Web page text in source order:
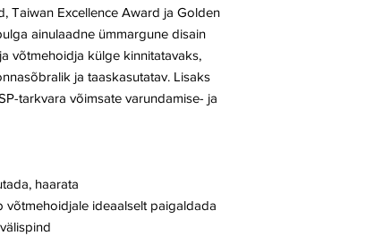
Taiwan Excellence Award ja Golden
ainulaadne ümmargune disain
võtmehoidja külge kinnitatavaks,
ja taaskasutatav. Lisaks
tarkvara võimsate varundamise- ja
haarata
võtmehoidjale ideaalselt paigaldada